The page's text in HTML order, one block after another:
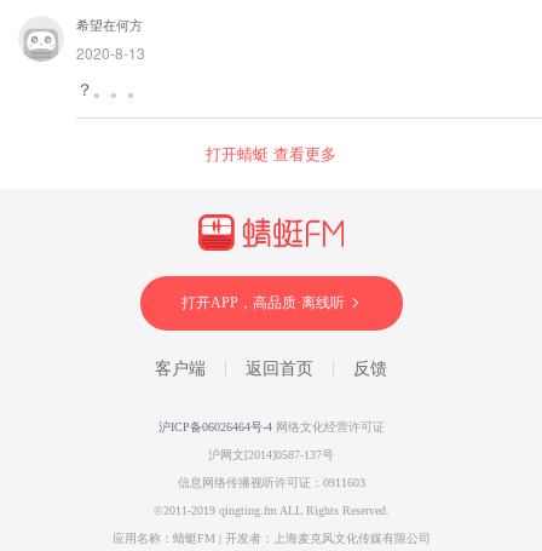
希望在何方
2020-8-13
？。。。
打开蜻蜓 查看更多
打开APP，高品质·离线听
客户端 返回首页 反馈
沪ICP备06026464号-4 网络文化经营许可证
沪网文[2014]0587-137号
信息网络传播视听许可证：0911603
©2011-2019 qingting.fm ALL Rights Reserved.
应用名称：蜻蜓FM | 开发者：上海麦克风文化传媒有限公司